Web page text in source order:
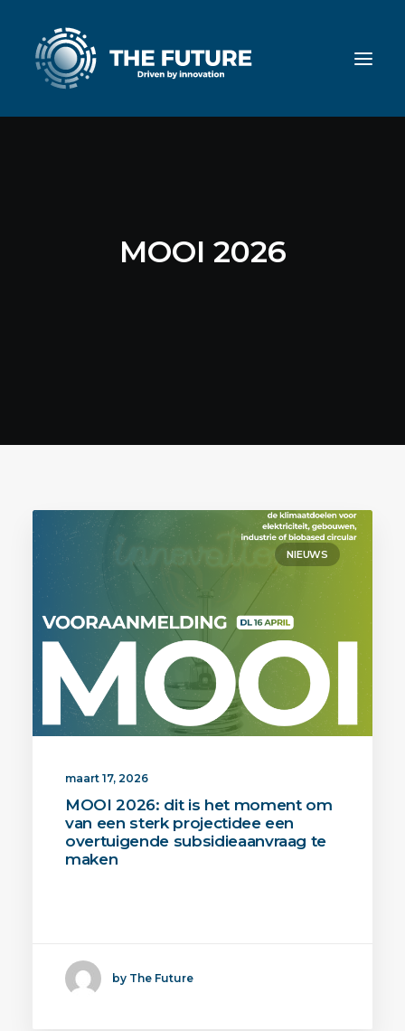
MOOI 2026
NIEUWS
maart 17, 2026
MOOI 2026: dit is het moment om
van een sterk projectidee een
overtuigende subsidieaanvraag te
maken
by The Future